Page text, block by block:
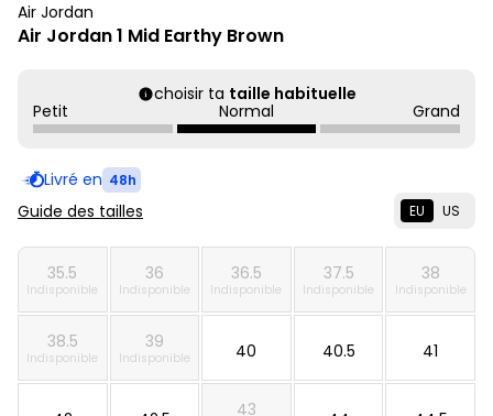
Air Jordan
Air Jordan 1 Mid Earthy Brown
choisir ta taille habituelle
Petit
Normal Grand
Livré en 48h
Guide des tailles EU US
35.5
Indisponible
36
Indisponible
36.5
Indisponible
37.5
Indisponible
38
Indisponible
38.5
Indisponible
39
Indisponible 40 40.5 41
43